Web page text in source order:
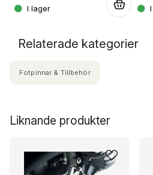
Liknande produkter
Relaterade kategorier
Fotpinnar & Tillbehör